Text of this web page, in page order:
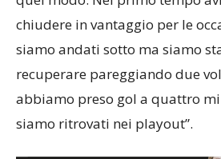
quel modo. Nel primo tempo
chiudere in vantaggio per le
recuperare pareggiando due
abbiamo preso gol a quattro
siamo ritrovati nei playout”.